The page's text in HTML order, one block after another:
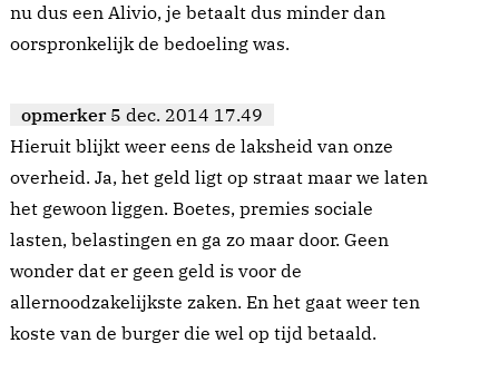
nu dus een Alivio, je betaalt dus minder dan
oorspronkelijk de bedoeling was.
opmerker 5 dec. 2014 17.49
Hieruit blijkt weer eens de laksheid van onze
overheid. Ja, het geld ligt op straat maar we laten
het gewoon liggen. Boetes, premies sociale
lasten, belastingen en ga zo maar door. Geen
wonder dat er geen geld is voor de
allernoodzakelijkste zaken. En het gaat weer ten
koste van de burger die wel op tijd betaald.